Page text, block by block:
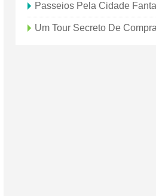
Passeios Pela Cidade